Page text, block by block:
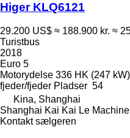
Higer KLQ6121
29.200 US$ ≈ 188.900 kr. ≈
Turistbus
2018
Euro 5
Motorydelse 336 HK (247 kW)
fjeder/fjeder Pladser 54
Kina, Shanghai
Shanghai Kai Kai Le
Kontakt sælgeren